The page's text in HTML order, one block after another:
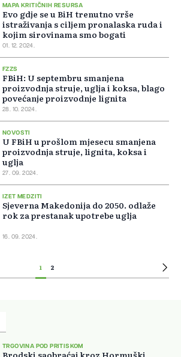
MAPA KRITIČNIH RESURSA
Evo gdje se u BiH trenutno vrše
istraživanja s ciljem pronalaska ruda i
kojim sirovinama smo bogati
01. 12. 2024.
FZZS
FBiH: U septembru smanjena
proizvodnja struje, uglja i koksa, blago
povećanje proizvodnje lignita
28. 10. 2024.
NOVOSTI
U FBiH u prošlom mjesecu smanjena
proizvodnja struje, lignita, koksa i
uglja
27. 09. 2024.
IZET MEDZITI
Sjeverna Makedonija do 2050. odlaže
rok za prestanak upotrebe uglja
16. 09. 2024.
1 2
TRGOVINA POD PRITISKOM
Brodski saobraćaj kroz Hormuški